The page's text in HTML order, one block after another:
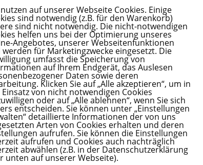
auf 100 erhöht.
26 auf 45 erhöht.
auf unserer Webseite Cookies. Einige
sind notwendig (z.B. für den Warenkorb)
sind nicht notwendig. Die nicht-notwendigen
helfen uns bei der Optimierung unseres
Angebotes, unserer Webseitenfunktionen
werden für Marketingzwecke eingesetzt. Die
umfasst die Speicherung von
auf Ihrem Endgerät, das Auslesen
Daten sowie deren
Klicken Sie auf „Alle akzeptieren“, um in
Einsatz von nicht notwendigen Cookies
oder auf „Alle ablehnen“, wenn Sie sich
entscheiden. Sie können unter „Einstellungen
detaillierte Informationen der von uns
Arten von Cookies erhalten und deren
aufrufen. Sie können die Einstellungen
aufrufen und Cookies auch nachträglich
abwählen (z.B. in der Datenschutzerklärung
unten auf unserer Webseite).